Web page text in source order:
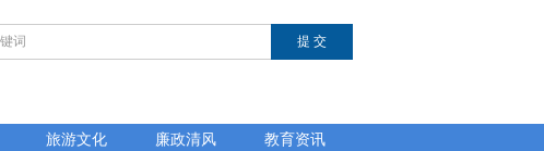
旅游文化 廉政清风
教育资讯